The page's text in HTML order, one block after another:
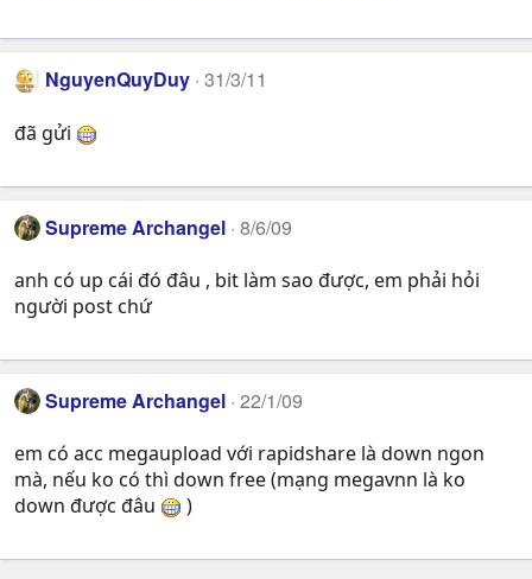
NguyenQuyDuy 31/3/11
đã gửi
Supreme Archangel 8/6/09
anh có up cái đó đâu , bit làm sao được, em phải hỏi
người post chứ
Supreme Archangel 22/1/09
em có acc megaupload với rapidshare là down ngon
mà, nếu ko có thì down free (mạng megavnn là ko
down được đâu
)